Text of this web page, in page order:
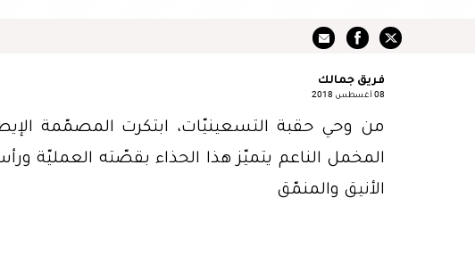
فريق جمالك
08 أغسطس 2018
من وحي حقبة التسعينيّات، ابتكرت المصمّمة
المخمل الناعم يتميّز هذا الحذاء بقصّته العمليّة
الأنيق والمنمّق